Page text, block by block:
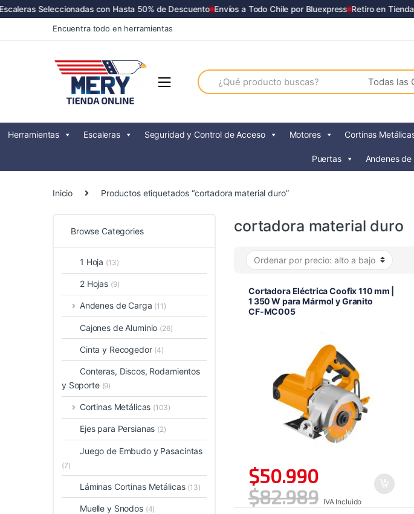
Seleccionadas con Hasta 50% de Descuento Envíos a Todo Chile por Bluexpress Retiro en Tienda:
to
to
Encuentra todo en herramientas
Search
for:
Herramientas Escaleras Seguridad y Control de Acceso Motores Cortinas
Puertas Andenes de
Inicio Productos etiquetados “cortadora material duro”
cortadora material duro
Cortadora Eléctrica Coofix 110 mm |
1 350 W para Mármol y Granito
CF‑MC005
$50.990
$82.989 IVA Incluido
Browse Categories
1 Hoja (13)
2 Hojas (9)
Andenes de Carga (11)
Cajones de Aluminio (26)
Cinta y Recogedor (4)
Conteras, Discos, Rodamientos
y Soporte (9)
Cortinas Metálicas (103)
Ejes para Persianas (2)
Juego de Embudo y Pasacintas
(7)
Láminas Cortinas Metálicas (13)
Muelle y Snodos (4)